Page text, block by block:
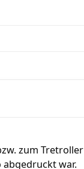
zum Tretroller
war.